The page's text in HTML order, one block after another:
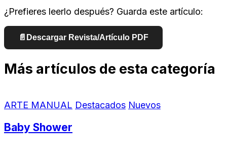
¿Prefieres leerlo después? Guarda este artículo:
📄 Descargar Revista/Artículo PDF
Más artículos de esta categoría
ARTE MANUAL Destacados Nuevos
Baby Shower